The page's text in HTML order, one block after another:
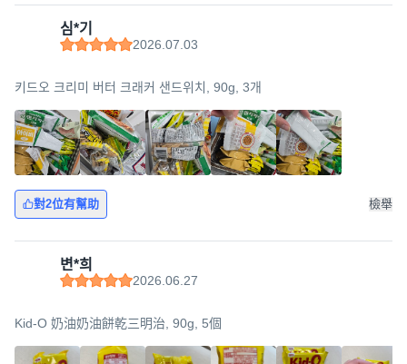
심*기
2026.07.03
키드오 크리미 버터 크래커 샌드위치, 90g, 3개
對2位有幫助 檢舉
변*희
2026.06.27
Kid-O 奶油奶油餅乾三明治, 90g, 5個